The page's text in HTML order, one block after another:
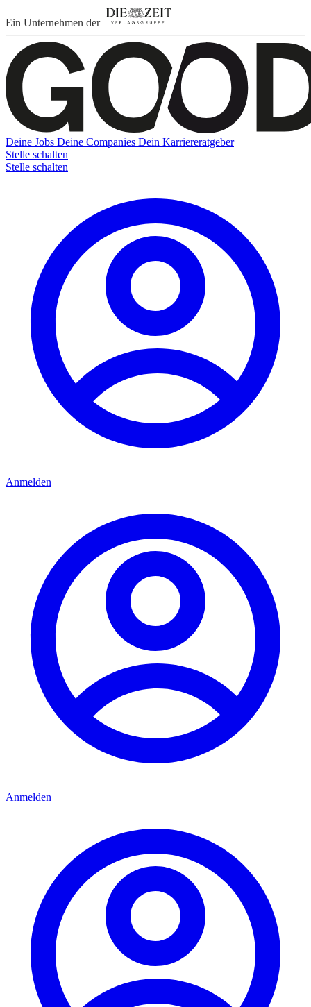
Ein Unternehmen der
Deine Jobs Deine Companies Dein Karriereratgeber
Stelle schalten
Stelle schalten
Anmelden
Anmelden